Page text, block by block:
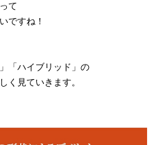
て
ですね！
「ハイブリッド」の
く見ていきます。